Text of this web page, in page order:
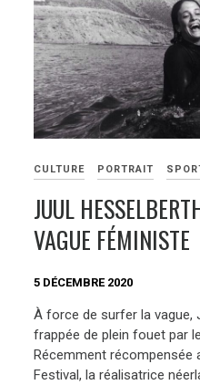
CULTURE PORTRAIT
JUUL
VAGUE FÉMINISTE
5 DÉCEMBRE 2020
À force de surfer la vague,
frappée de plein fouet par
Récemment récompensée
Festival, la réalisatrice